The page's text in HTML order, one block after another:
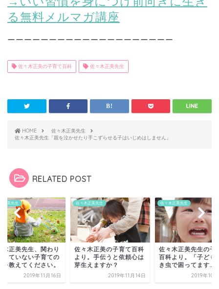
る無料メルマガ講座
ーーーーーーーーーーーーーーーーーーーー
佐々木正美の子育て百科 佐々木正美先生
HOME
佐々木正美先生
佐々木正美先生「親を泣かせたり手こずらせる子はいじめはしません」
RELATED POST
正美先生
木正美先生、関わり
りていない子育ての
を教えてください。
2019年11月16日
佐々木正美先生
佐々木正美の子育て百科
より。手伝うと依頼心は
芽生えますか？
2019年11月14日
佐々木正美先生
佐々木正美先生の子
百科より。「子ども
き虫で困ってます…
2019年10